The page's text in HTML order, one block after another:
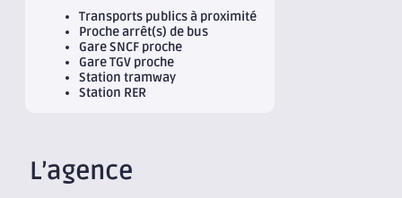
Transports publics à proximité
Proche arrêt(s) de bus
Gare SNCF proche
Gare TGV proche
Station tramway
Station RER
L’agence